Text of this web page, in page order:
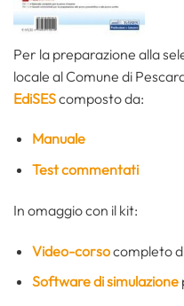
Per la preparazione alla
locale al Comune di
EdiSEScomposto da:
Manuale
Test commentati
In omaggio con il kit:
Video-corsocompleto
Software di simulazione